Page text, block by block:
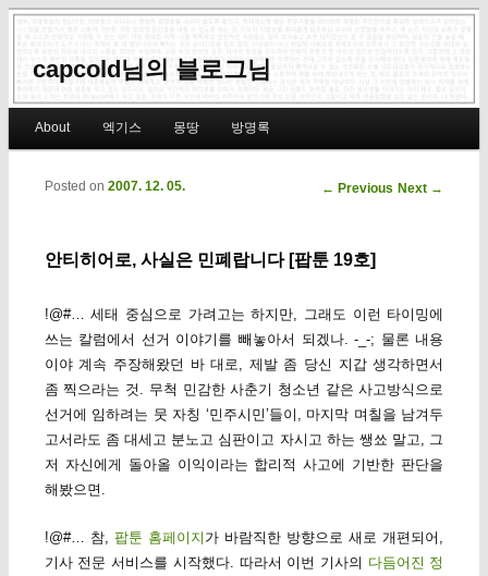
capcold님의 블로그님
Skip to primary content
Skip to secondary content
About 엑기스 몽땅 방명록
Post navigation
← Previous Next →
안티히어로, 사실은 민폐랍니다 [팝툰 19호]
Posted on 2007. 12. 05.
!@#… 세태 중심으로 가려고는 하지만, 그래도 이런 타이밍에
쓰는 칼럼에서 선거 이야기를 빼놓아서 되겠나. -_-; 물론 내용
이야 계속 주장해왔던 바 대로, 제발 좀 당신 지갑 생각하면서
좀 찍으라는 것. 무척 민감한 사춘기 청소년 같은 사고방식으로
선거에 임하려는 뭇 자칭 ‘민주시민’들이, 마지막 며칠을 남겨두
고서라도 좀 대세고 분노고 심판이고 자시고 하는 쌩쑈 말고, 그
저 자신에게 돌아올 이익이라는 합리적 사고에 기반한 판단을
해봤으면.
!@#… 참, 팝툰 홈페이지 가 바람직한 방향으로 새로 개편되어,
기사 전문 서비스를 시작했다. 따라서 이번 기사의 다듬어진 정